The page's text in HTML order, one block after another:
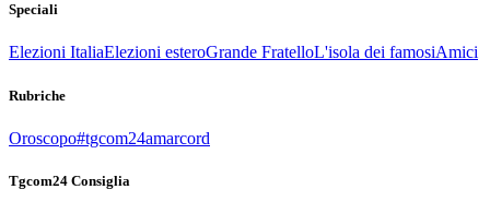
Speciali
Elezioni ItaliaElezioni esteroGrande FratelloL'isola dei famosiAmici
Rubriche
Oroscopo#tgcom24amarcord
Tgcom24 Consiglia